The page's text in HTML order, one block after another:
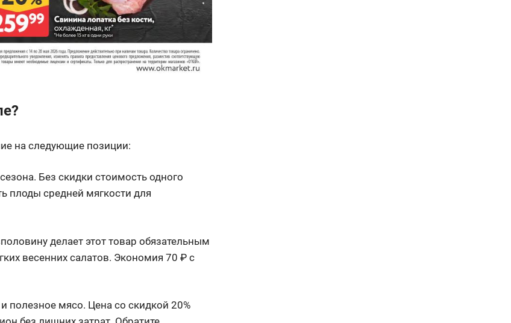
на следующие позиции:
Без скидки стоимость одного
плоды средней мягкости для
делает этот товар обязательным
весенних салатов. Экономия 70 ₽ с
полезное мясо. Цена со скидкой 20%